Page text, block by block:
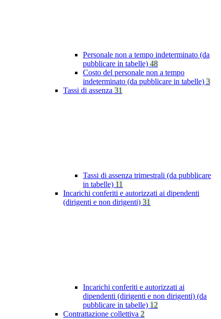
Personale non a tempo indeterminato (da
pubblicare in tabelle) 48
Costo del personale non a tempo
indeterminato (da pubblicare in tabelle) 3
Tassi di assenza 31
Tassi di assenza trimestrali (da pubblicare
in tabelle) 11
Incarichi conferiti e autorizzati ai dipendenti
(dirigenti e non dirigenti) 31
Incarichi conferiti e autorizzati ai
dipendenti (dirigenti e non dirigenti) (da
pubblicare in tabelle) 12
Contrattazione collettiva 2